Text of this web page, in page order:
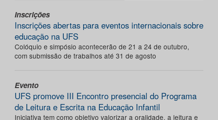
Inscrições
Inscrições abertas para eventos internacionais sobre
educação na UFS
Colóquio e simpósio acontecerão de 21 a 24 de outubro,
com submissão de trabalhos até 31 de agosto
Evento
UFS promove III Encontro presencial do Programa
de Leitura e Escrita na Educação Infantil
Iniciativa tem como objetivo valorizar a oralidade, a leitura e